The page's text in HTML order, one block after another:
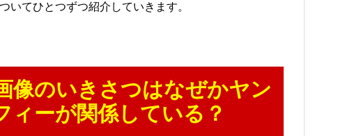
いてひとつずつ紹介していきます。
像のいきさつはなぜかヤン
ィーが関係している？